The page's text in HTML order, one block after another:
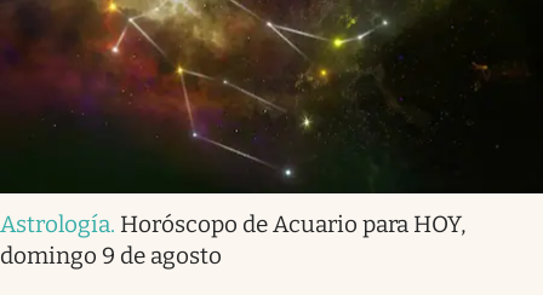
Astrología. Horóscopo de Acuario para HOY,
domingo 9 de agosto